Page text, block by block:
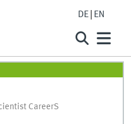
DE EN
CareerS